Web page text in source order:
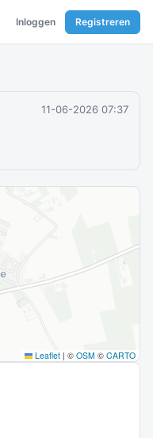
Inloggen Registreren
11-06-2026 07:37
Leaflet | © OSM © CARTO